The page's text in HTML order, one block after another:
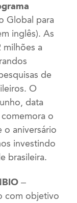
Global para
inglês). As
milhões a
de
O
data
o
aniversário
investindo
brasileira.
–
com objetivo